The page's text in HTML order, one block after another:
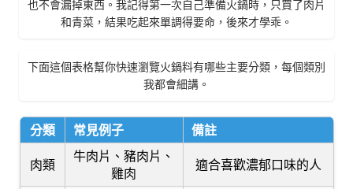
也不會漏掉東西。我記得第一次自己準備火鍋時，只買了肉片
和青菜，結果吃起來單調得要命，後來才學乖。
下面這個表格幫你快速瀏覽火鍋料有哪些主要分類，每個類別
我都會細講。
分類 常見例子 備註
肉類
牛肉片、豬肉片、
雞肉
適合喜歡濃郁口味的人